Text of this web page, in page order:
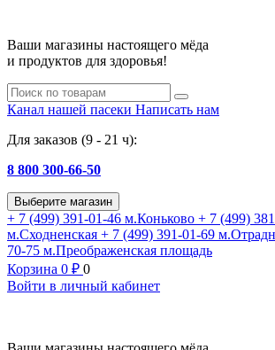
Ваши магазины настоящего мёда
и продуктов для здоровья!
Канал нашей пасеки Написать нам
Для заказов (9 - 21 ч):
8 800 300-66-50
Выберите магазин
+ 7 (499) 391-01-46 м.Коньково + 7 (499)
м.Сходненская + 7 (499) 391-01-69
70-75 м.Преображенская площадь
Корзина 0 ₽ 0
Войти в личный кабинет